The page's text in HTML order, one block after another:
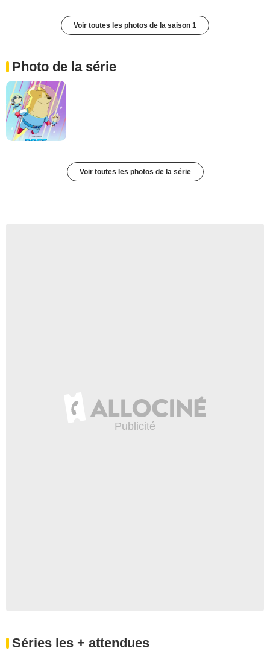
Voir toutes les photos de la saison 1
Photo de la série
Voir toutes les photos de la série
Séries les + attendues